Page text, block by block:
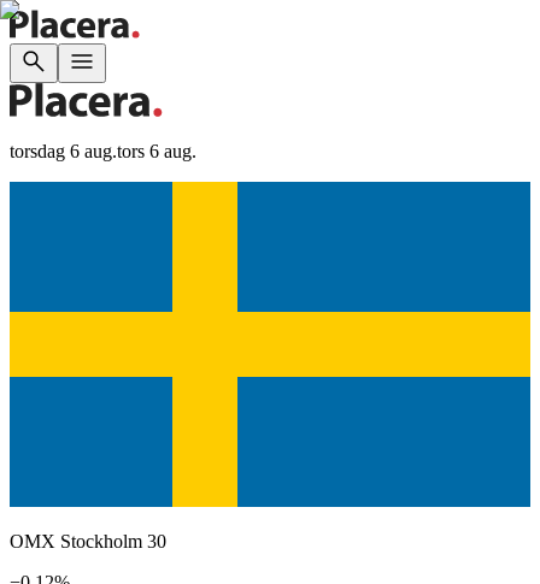
torsdag 6 aug.tors 6 aug.
OMX Stockholm 30